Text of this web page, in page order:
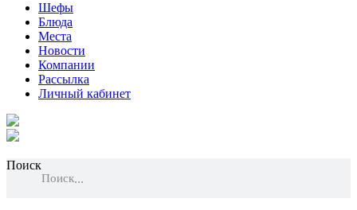
Шефы
Блюда
Места
Новости
Компании
Рассылка
Личный кабинет
Поиск
Поиск